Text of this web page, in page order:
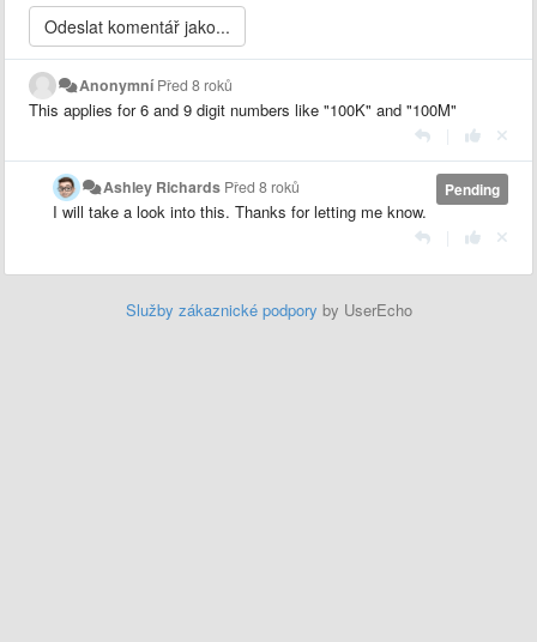
AnonymníPřed 8 roků
This applies for 6 and 9 digit numbers like "100K" and "100M"
Pending
Ashley Richards Před 8 roků
I will take a look into this. Thanks for letting me know.
Služby zákaznické podpory by UserEcho